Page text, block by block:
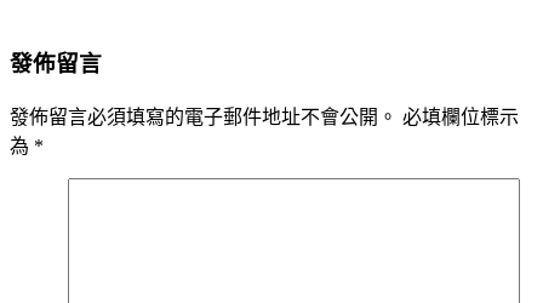
發佈留言
發佈留言必須填寫的電子郵件地址不會公開。 必填欄位標示
為 *